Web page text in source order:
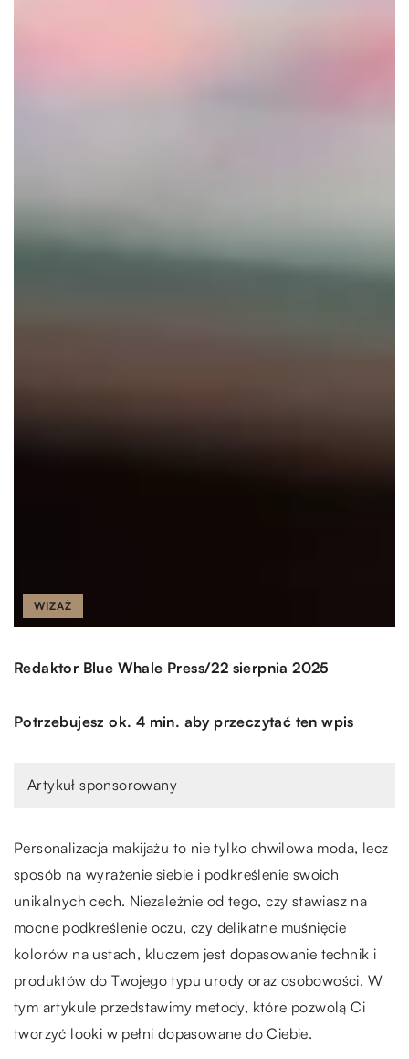
WIZAŻ
Redaktor Blue Whale Press/22 sierpnia 2025
Potrzebujesz ok. 4 min. aby przeczytać ten wpis
Artykuł sponsorowany
Personalizacja makijażu to nie tylko chwilowa moda, lecz
sposób na wyrażenie siebie i podkreślenie swoich
unikalnych cech. Niezależnie od tego, czy stawiasz na
mocne podkreślenie oczu, czy delikatne muśnięcie
kolorów na ustach, kluczem jest dopasowanie technik i
produktów do Twojego typu urody oraz osobowości. W
tym artykule przedstawimy metody, które pozwolą Ci
tworzyć looki w pełni dopasowane do Ciebie.